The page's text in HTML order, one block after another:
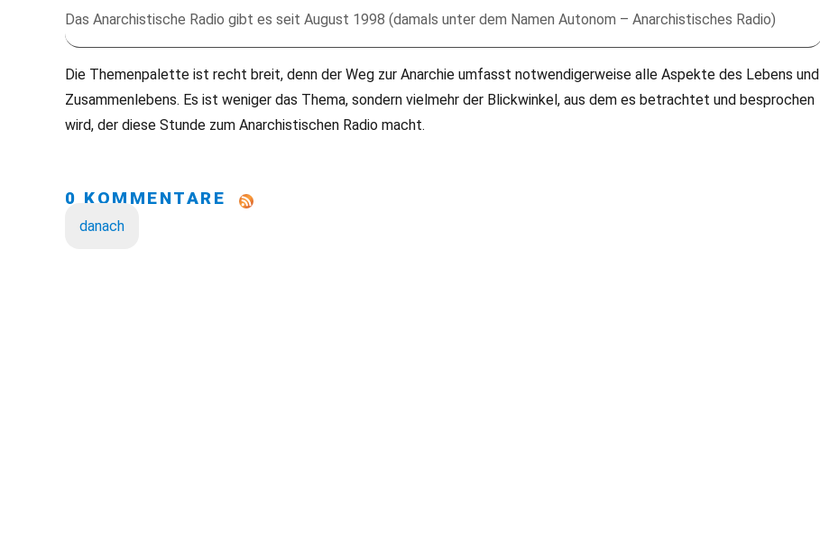
Das Anarchistische Radio gibt es seit August 1998 (damals unter dem Namen Autonom – Anarchistisches Radio)
Die Themenpalette ist recht breit, denn der Weg zur Anarchie umfasst notwendigerweise alle Aspekte des Lebens und
Zusammenlebens. Es ist weniger das Thema, sondern vielmehr der Blickwinkel, aus dem es betrachtet und besprochen
wird, der diese Stunde zum Anarchistischen Radio macht.
0 KOMMENTARE
danach